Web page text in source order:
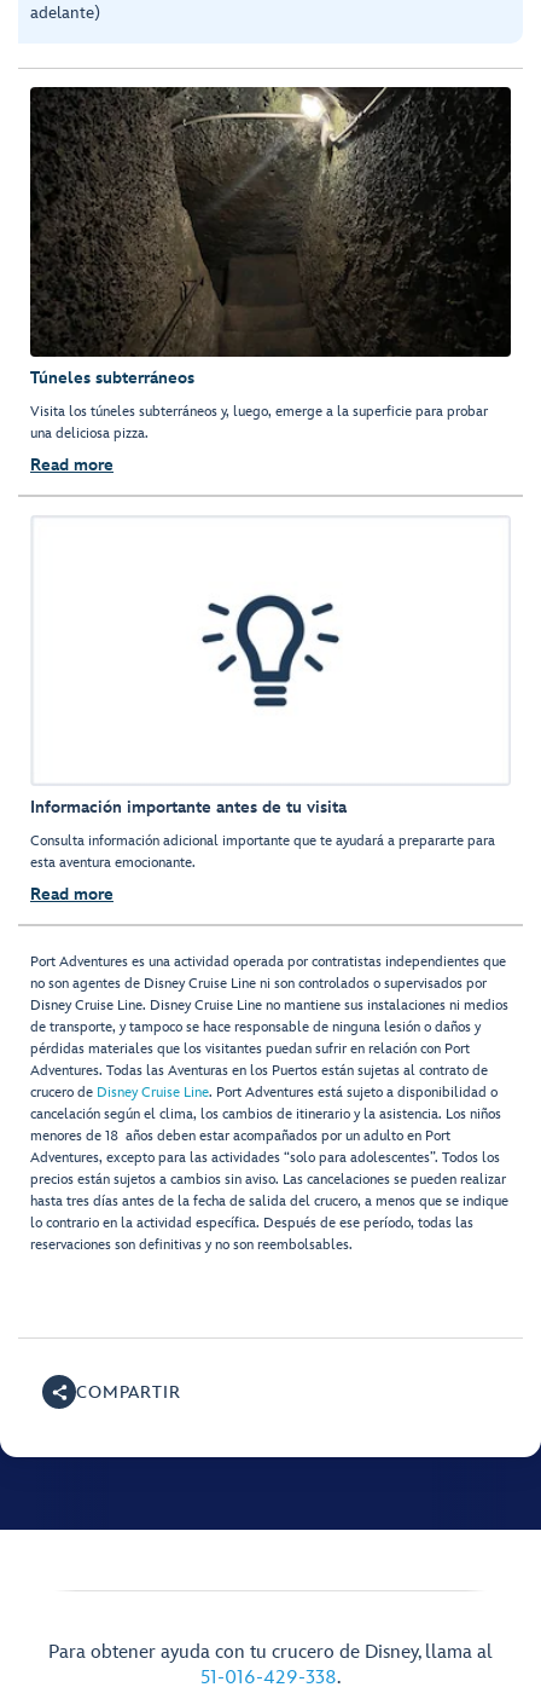
adelante)
Túneles subterráneos
Visita los túneles subterráneos y, luego, emerge a la superficie para probar
una deliciosa pizza.
Read more
Información importante antes de tu visita
Consulta información adicional importante que te ayudará a prepararte para
esta aventura emocionante.
Read more
Port Adventures es una actividad operada por contratistas independientes que
no son agentes de Disney Cruise Line ni son controlados o supervisados por
Disney Cruise Line. Disney Cruise Line no mantiene sus instalaciones ni medios
de transporte, y tampoco se hace responsable de ninguna lesión o daños y
pérdidas materiales que los visitantes puedan sufrir en relación con Port
Adventures. Todas las Aventuras en los Puertos están sujetas al contrato de
crucero de Disney Cruise Line. Port Adventures está sujeto a disponibilidad o
cancelación según el clima, los cambios de itinerario y la asistencia. Los niños
menores de 18 años deben estar acompañados por un adulto en Port
Adventures, excepto para las actividades “solo para adolescentes”. Todos los
precios están sujetos a cambios sin aviso. Las cancelaciones se pueden realizar
hasta tres días antes de la fecha de salida del crucero, a menos que se indique
lo contrario en la actividad específica. Después de ese período, todas las
reservaciones son definitivas y no son reembolsables.
COMPARTIR
Para obtener ayuda con tu crucero de Disney, llama al
51-016-429-338.